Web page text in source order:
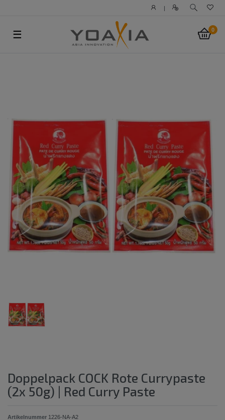
|
0
☰
Doppelpack COCK Rote Currypaste
(2x 50g) | Red Curry Paste
Artikelnummer 1226-NA-A2